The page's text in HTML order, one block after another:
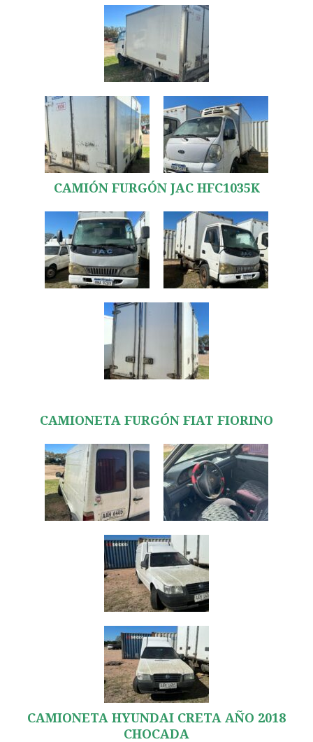
CAMIÓN FURGÓN JAC HFC1035K
CAMIONETA FURGÓN FIAT FIORINO
CAMIONETA HYUNDAI CRETA AÑO 2018
CHOCADA